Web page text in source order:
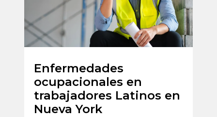
Enfermedades
ocupacionales en
trabajadores Latinos en
Nueva York